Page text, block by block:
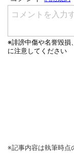
※記事内容は執筆時点